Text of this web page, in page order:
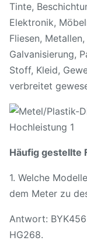
Tinte,
Elektronik,
Fliesen,
Galvanisierung,
Stoff, Kleid,
verbreitet
Häufig gestellte
1. Welche
dem Meter zu
Antwort:
HG268.